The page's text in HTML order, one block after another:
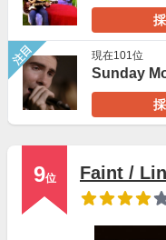
注目 現在101位
9位
Faint /